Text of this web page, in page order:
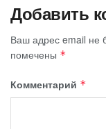
Добавить
Ваш адрес email не
помечены *
Комментарий *